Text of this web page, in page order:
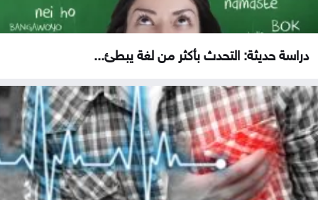
دراسة حديثة: التحدث بأكثر من لغة يبطئ...